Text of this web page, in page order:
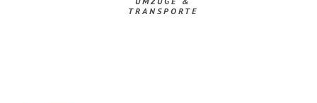
TRANSPORTE